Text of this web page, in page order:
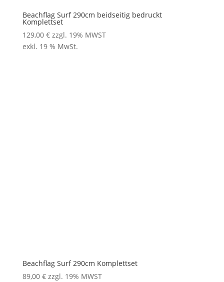
Beachflag Surf 290cm beidseitig bedruckt
Komplettset
129,00 € zzgl. 19% MWST
exkl. 19 % MwSt.
Beachflag Surf 290cm Komplettset
89,00 € zzgl. 19% MWST